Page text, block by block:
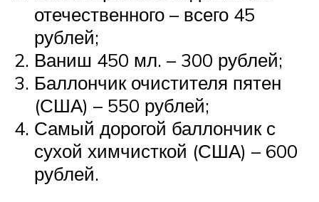
отечественного – всего 45
рублей;
Ваниш 450 мл. – 300 рублей;
Баллончик очистителя пятен
(США) – 550 рублей;
Самый дорогой баллончик с
сухой химчисткой (США) – 600
рублей.